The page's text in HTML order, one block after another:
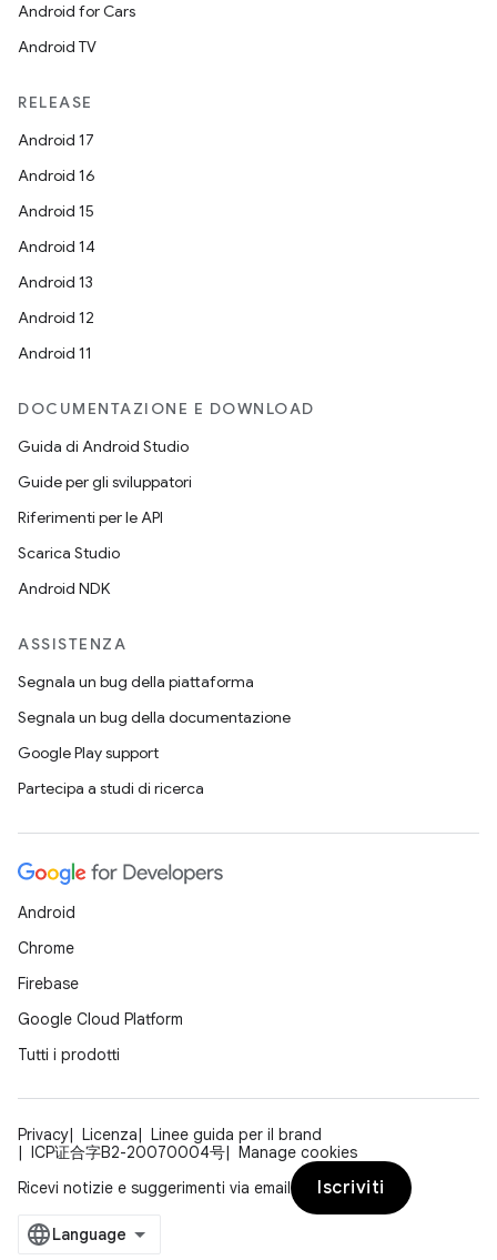
Android for Cars
Android TV
RELEASE
Android 17
Android 16
Android 15
Android 14
Android 13
Android 12
Android 11
DOCUMENTAZIONE E DOWNLOAD
Guida di Android Studio
Guide per gli sviluppatori
Riferimenti per le API
Scarica Studio
Android NDK
ASSISTENZA
Segnala un bug della piattaforma
Segnala un bug della documentazione
Google Play support
Partecipa a studi di ricerca
Android
Chrome
Firebase
Google Cloud Platform
Tutti i prodotti
Privacy Licenza
Linee guida per il brand
ICP证合字B2-20070004号
Manage cookies
Ricevi notizie e suggerimenti via email
Iscriviti